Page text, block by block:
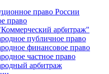
право России
право
арбитраж"
публичное право
финансовое право
частное право
арбитраж